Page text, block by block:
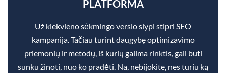
PLATFORMA
Už kiekvieno sėkmingo verslo slypi stipri SEO
kampanija. Tačiau turint daugybę optimizavimo
priemonių ir metodų, iš kurių galima rinktis, gali būti
sunku žinoti, nuo ko pradėti. Na, nebijokite, nes turiu ką